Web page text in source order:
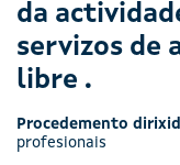
da
servizos de
libre .
Procedemento
profesionais